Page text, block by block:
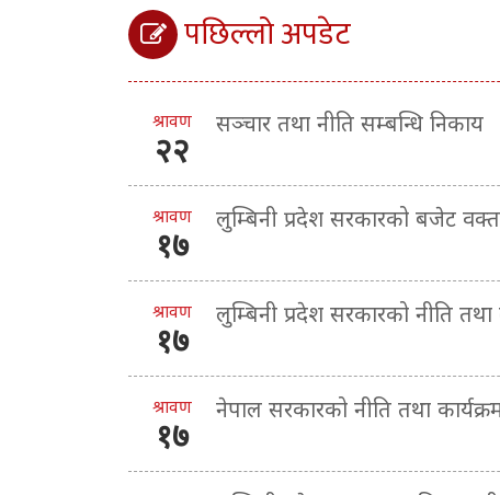
पछिल्लो अपडेट
श्रावण
२२
सञ्चार तथा नीति सम्बन्धि निकाय
श्रावण
१७
लुम्बिनी प्रदेश सरकारको बजेट
श्रावण
१७
लुम्बिनी प्रदेश सरकारको नीति तथा
श्रावण
१७
नेपाल सरकारको नीति तथा